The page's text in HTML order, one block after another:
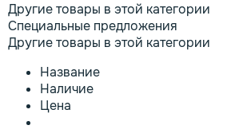
Другие товары в этой категории
Специальные предложения
Другие товары в этой категории
Название
Наличие
Цена